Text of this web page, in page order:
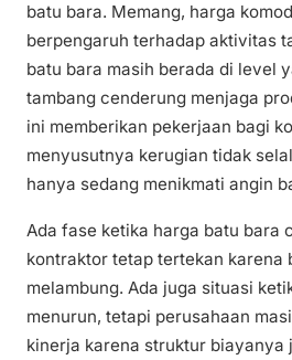
batu bara. Memang, harga
berpengaruh terhadap aktivitas
batu bara masih berada di level
tambang cenderung menjaga
ini memberikan pekerjaan bagi
menyusutnya kerugian tidak
hanya sedang menikmati angin
Ada fase ketika harga batu bara
kontraktor tetap tertekan karena
melambung. Ada juga situasi
menurun, tetapi perusahaan
kinerja karena struktur biayanya